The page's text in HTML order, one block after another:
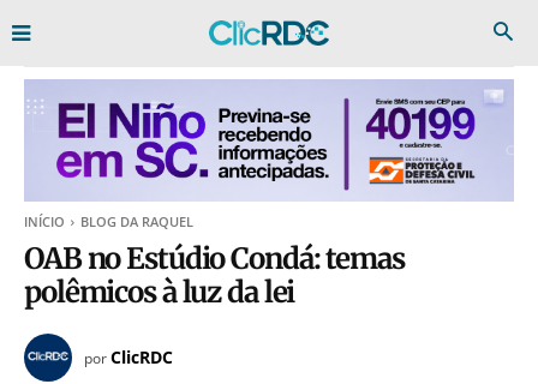
INÍCIO BLOG DA RAQUEL
OAB no Estúdio Condá: temas
polêmicos à luz da lei
porClicRDC